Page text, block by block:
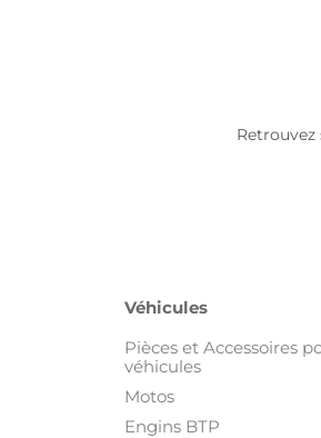
Véhicules
Pièces et Accessoires
véhicules
Motos
Engins BTP